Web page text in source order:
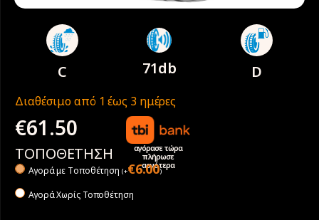
C 71db D
Διαθέσιμο από 1 έως 3 ημέρες
€61.50
αγόρασε τώρα
πλήρωσε
αργότερα
ΤΟΠΟΘΕΤΗΣΗ
Αγορά με Tοποθέτηση (+€6.00)
Αγορά Χωρίς Τοποθέτηση